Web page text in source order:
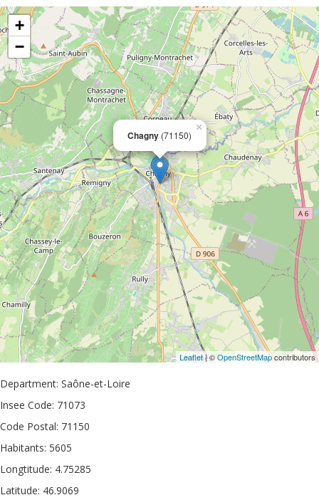
Chagny (71150)
×
+
−
Leaflet| ©OpenStreetMapcontributors
Department: Saône-et-Loire
Insee Code: 71073
Code Postal: 71150
Habitants: 5605
Longtitude: 4.75285
Latitude: 46.9069